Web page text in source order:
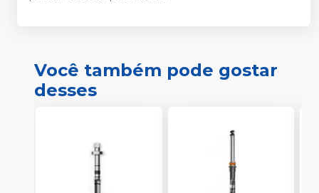
Você também pode gostar
desses